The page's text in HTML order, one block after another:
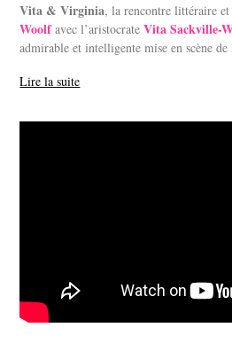
Vita & Virginia, la rencontre littéraire
Woolf avec l’aristocrateVita Sackville-
admirable et intelligente mise en scène
Lire la suite